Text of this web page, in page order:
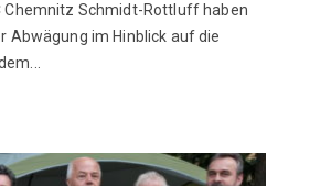
Chemnitz Schmidt-Rottluff haben
Abwägung im Hinblick auf die